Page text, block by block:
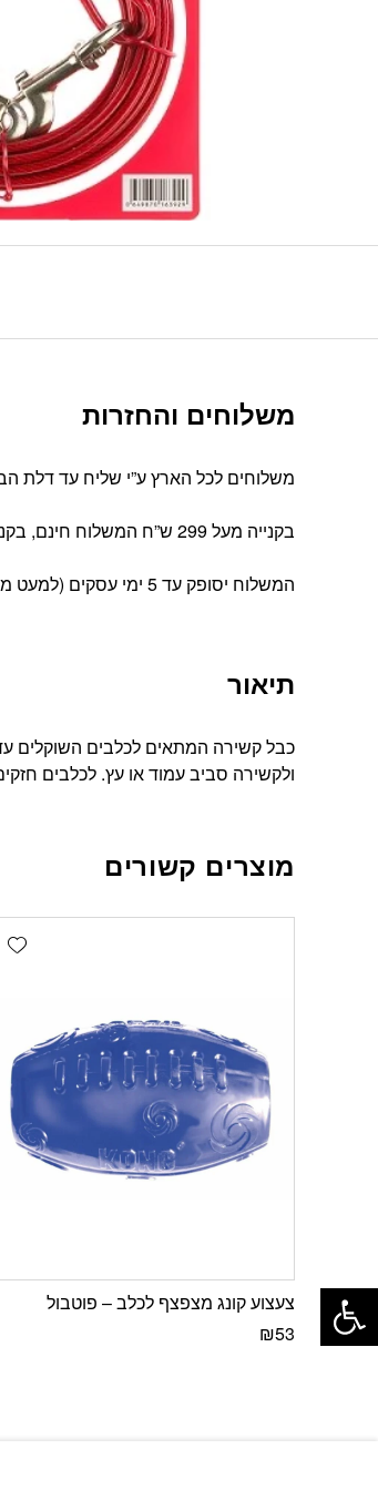
משלוחים והחזרות
משלוחים לכל הארץ ע”י שליח עד דלת
בקנייה מעל 299 ש”ח המשלוח חינם, בקנייה מתחת לסכום זה עלות המשלוח הינה 39 ש”ח
המשלוח יסופק עד 5 ימי עסקים (למעט מוצרים שם צוין אחרת).
תיאור
ולקשירה סביב עמוד או עץ. לכלבים
מוצרים קשורים
צעצוע קונג מצפצף לכלב – פוטבול
₪53
פתח סרגל נגישות